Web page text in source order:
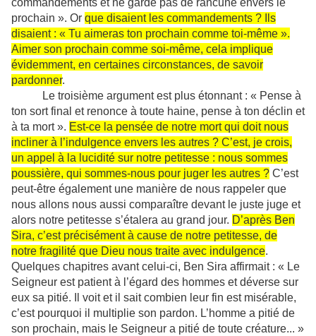
commandements et ne garde pas de rancune envers le
prochain ». Or que disaient les commandements ? Ils
disaient : « Tu aimeras ton prochain comme toi-même ».
Aimer son prochain comme soi-même, cela implique
évidemment, en certaines circonstances, de savoir
pardonner.
Le troisième argument est plus étonnant : « Pense à
ton sort final et renonce à toute haine, pense à ton déclin et
à ta mort ». Est-ce la pensée de notre mort qui doit nous
incliner à l’indulgence envers les autres ? C’est, je crois,
un appel à la lucidité sur notre petitesse : nous sommes
poussière, qui sommes-nous pour juger les autres ? C’est
peut-être également une manière de nous rappeler que
nous allons nous aussi comparaître devant le juste juge et
alors notre petitesse s’étalera au grand jour. D’après Ben
Sira, c’est précisément à cause de notre petitesse, de
notre fragilité que Dieu nous traite avec indulgence.
Quelques chapitres avant celui-ci, Ben Sira affirmait : « Le
Seigneur est patient à l’égard des hommes et déverse sur
eux sa pitié. Il voit et il sait combien leur fin est misérable,
c’est pourquoi il multiplie son pardon. L’homme a pitié de
son prochain, mais le Seigneur a pitié de toute créature... »